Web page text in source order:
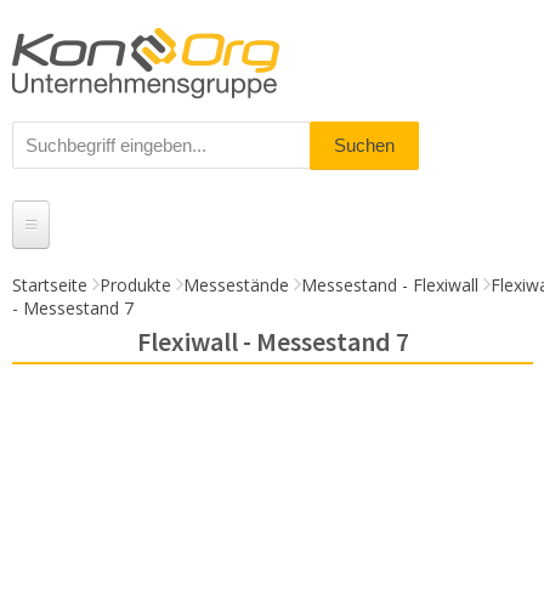
Produkte
Messestände
Startseite Produkte Messestände Messestand - Flexiwall
- Messestand 7
Flexiwall - Messestand 7